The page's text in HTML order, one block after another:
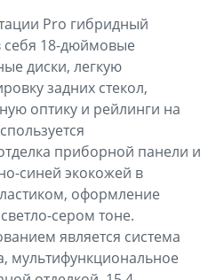
Pro гибридный
себя 18-дюймовые
диски, легкую
задних стекол,
оптику и рейлинги на
приборной панели и
синей экокожей в
оформление
сером тоне.
является система
мультифункциональное